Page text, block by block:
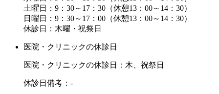
土曜日：9：30～17：30（休憩13：00～14：30）
日曜日：9：30～17：00（休憩13：00～14：30）
休診日：木曜・祝祭日
医院・クリニックの休診日
医院・クリニックの休診日：木、祝祭日
休診日備考：-